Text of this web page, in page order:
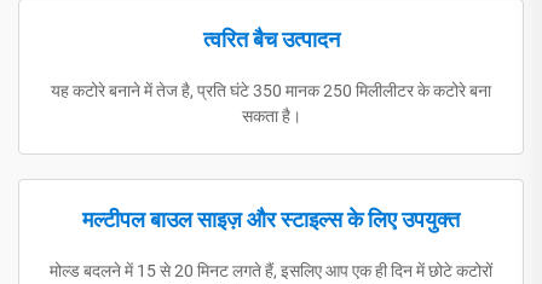
त्वरित बैच उत्पादन
यह कटोरे बनाने में तेज है, प्रति घंटे 350 मानक 250 मिलीलीटर के कटोरे बना
सकता है।
मल्टीपल बाउल साइज़ और स्टाइल्स के लिए उपयुक्त
मोल्ड बदलने में 15 से 20 मिनट लगते हैं, इसलिए आप एक ही दिन में छोटे कटोरों